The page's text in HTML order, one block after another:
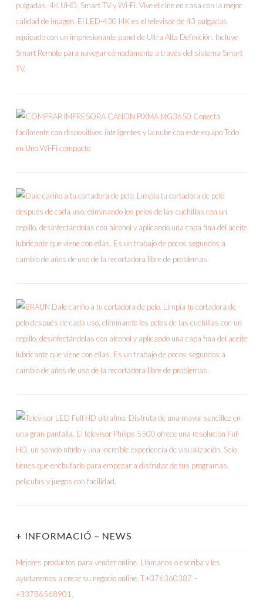
+ INFORMACIÓ – NEWS
Mejores productos para vender online. Llámanos o escriba y les
ayudaremos a crear su negocio online. T.+376360387 –
+33786568901.